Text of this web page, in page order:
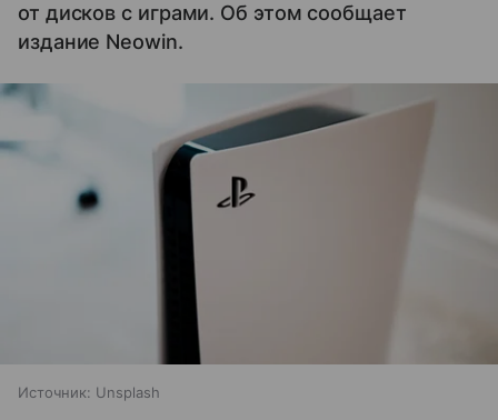
от дисков с играми. Об этом сообщает
издание Neowin.
Источник: Unsplash